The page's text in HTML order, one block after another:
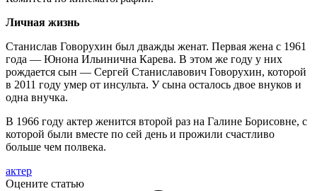
Личная жизнь
Станислав Говорухин был дважды женат. Первая жена с 1961
года — Юнона Ильинична Карева. В этом же году у них
рождается сын — Сергей Станиславович Говорухин, которой
в 2011 году умер от инсульта. У сына осталось двое внуков и
одна внучка.
В 1966 году актер женится второй раз на Галине Борисовне, с
которой были вместе по сей день и прожили счастливо
больше чем полвека.
актер
Оцените статью